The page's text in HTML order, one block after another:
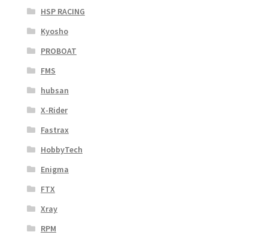
HSP RACING
Kyosho
PROBOAT
FMS
hubsan
X-Rider
Fastrax
HobbyTech
Enigma
FTX
Xray
RPM